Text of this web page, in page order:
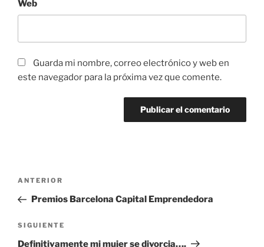
Web
Guarda mi nombre, correo electrónico y web en
este navegador para la próxima vez que comente.
Navegación
entradas
Entrada
anterior:
ANTERIOR
Premios Barcelona Capital Emprendedora
Siguiente
entrada
SIGUIENTE
Definitivamente mi mujer se divorcia….